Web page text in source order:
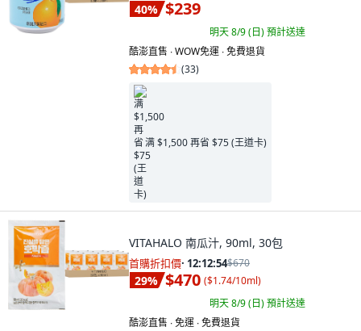
40% $239
明天 8/9 (日)預計送達
酷澎直售 ∙ WOW免運 ∙ 免費退貨
(33)
满 $1,500 再省 $75 (王道卡)
VITAHALO 南瓜汁, 90ml, 30包
首購折扣價· 12:12:53$670
29% $470 ($1.74/10ml)
明天 8/9 (日)預計送達
酷澎直售 ∙ 免運 ∙ 免費退貨